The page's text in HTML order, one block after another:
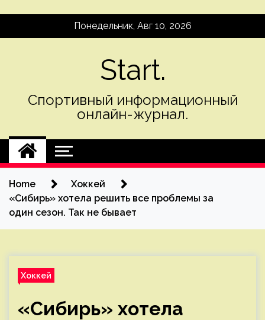
Понедельник, Авг 10, 2026
Start.
Спортивный информационный
онлайн-журнал.
Home
Хоккей
«Сибирь» хотела решить все проблемы за
один сезон. Так не бывает
Хоккей
«Сибирь» хотела